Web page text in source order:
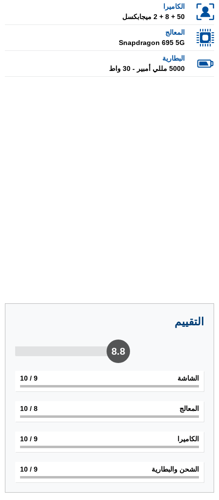
الكاميرا
50 + 8 + 2 ميجابكسل
المعالج
Snapdragon 695 5G
البطارية
5000 مللي أمبير - 30 واط
التقييم
8.8
الشاشة 9
/ 10
المعالج 8
/ 10
الكاميرا 9
/ 10
الشحن والبطارية 9
/ 10